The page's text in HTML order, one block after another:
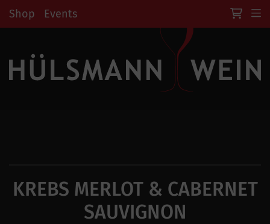
Shop Events
KREBS MERLOT & CABERNET
SAUVIGNON